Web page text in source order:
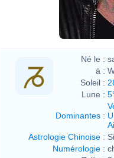
Né le :
à :
Soleil :
Lune :
Dominantes :
Astrologie Chinoise :
Numérologie :